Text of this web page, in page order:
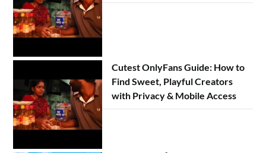
Cutest OnlyFans Guide: How to
Find Sweet, Playful Creators
with Privacy & Mobile Access